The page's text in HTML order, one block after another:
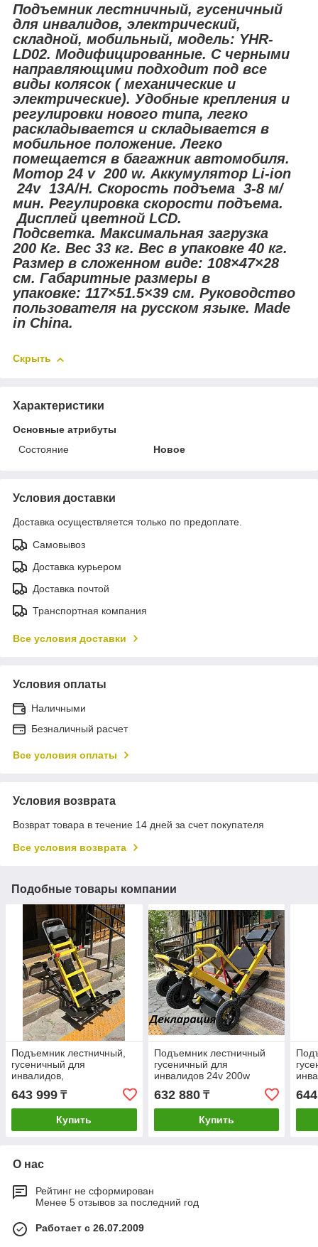
Подъемник лестничный, гусеничный
для инвалидов, электрический,
складной, мобильный, модель: YHR-
LD02. Модифицированные. С черными
направляющими подходит под все
виды колясок ( механические и
электрические). Удобные крепления и
регулировки нового типа, легко
раскладывается и складывается в
мобильное положение. Легко
помещается в багажник автомобиля.
Мотор 24 v 200 w. Аккумулятор Li-ion
24v 13A/H. Скорость подъема 3-8 м/
мин. Регулировка скорости подъема.
Дисплей цветной LCD.
Подсветка. Максимальная загрузка
200 Кг. Вес 33 кг. Вес в упаковке 40 кг.
Размер в сложенном виде: 108×47×28
см. Габаритные размеры в
упаковке: 117×51.5×39 см. Руководство
пользователя на русском языке. Made
in China.
Скрыть
Характеристики
Основные атрибуты
Состояние
Новое
Условия доставки
Доставка осуществляется только по предоплате.
Самовывоз
Доставка курьером
Доставка почтой
Транспортная компания
Все условия доставки
Условия оплаты
Наличными
Безналичный расчет
Все условия оплаты
Условия возврата
Возврат товара в течение 14 дней за счет покупателя
Все условия возврата
Подобные товары компании
Подъемник лестничный,
гусеничный для
инвалидов,
электрический,
мобильный 24v 200w,
новая модель: YHR-LD02.
Декларация.
643 999 ₸
Купить
Подъемник лестничный
гусеничный для
инвалидов 24v 200w
новая model: YHR-
LD01.Новая модель.
Декларация.
632 880₸
Купить
О нас
Рейтинг не сформирован
Менее 5 отзывов за последний год
Работает с 26.07.2009